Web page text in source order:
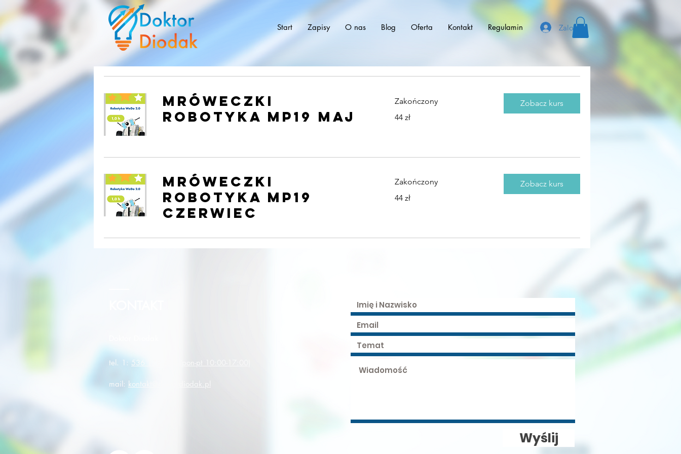
Start Zapisy O nas Blog Oferta Kontakt Regulamin Zaloguj się
MRÓWECZKI
Robotyka MP19 MAJ
Zakończony
złote
44 zł
Zobacz kurs
MRÓWECZKI
Robotyka MP19
CZERWIEC
Zakończony
złote
44 zł
Zobacz kurs
tel. 1: 536 178 464 (pon-pt 10:00-17:00)
mail: kontakt@doktordiodak.pl
Wyślij